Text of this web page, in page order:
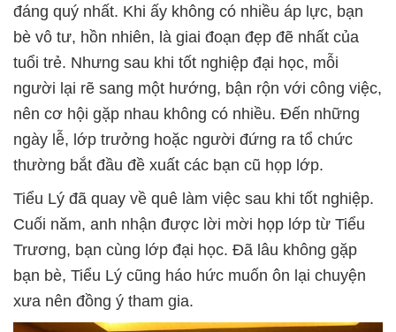
đáng quý nhất. Khi ấy không có nhiều áp lực, bạn
bè vô tư, hồn nhiên, là giai đoạn đẹp đẽ nhất của
tuổi trẻ. Nhưng sau khi tốt nghiệp đại học, mỗi
người lại rẽ sang một hướng, bận rộn với công việc,
nên cơ hội gặp nhau không có nhiều. Đến những
ngày lễ, lớp trưởng hoặc người đứng ra tổ chức
thường bắt đầu đề xuất các bạn cũ họp lớp.
Tiểu Lý đã quay về quê làm việc sau khi tốt nghiệp.
Cuối năm, anh nhận được lời mời họp lớp từ Tiểu
Trương, bạn cùng lớp đại học. Đã lâu không gặp
bạn bè, Tiểu Lý cũng háo hức muốn ôn lại chuyện
xưa nên đồng ý tham gia.